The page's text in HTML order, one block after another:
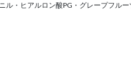
ル・ヒアルロン酸PG・グレープフル